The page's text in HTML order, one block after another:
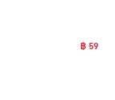
฿ 59